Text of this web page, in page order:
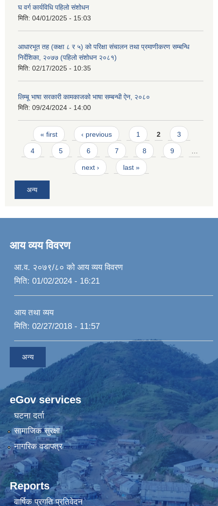
घ वर्ग कार्यविधि पहिलो संशोधन
मिति: 04/01/2025 - 15:03
आधारभूत तह (कक्षा ८ र ५) को परिक्षा संचालन तथा प्रमाणीकरण सम्बन्धि
निर्देशिका, २०७७ (पहिलो संशोधन २०८१)
मिति: 02/17/2025 - 10:35
लिम्बू भाषा सरकारी कामकाजको भाषा सम्बन्धी ऐन, २०८०
मिति: 09/24/2024 - 14:00
Pages
« first ‹ previous 1 2 3
4 5 6 7 8 9
next › last »
अन्य
आय व्यय विवरण
आ.व. २०७९/८० को आय व्यय विवरण
मिति: 01/02/2024 - 16:21
आय तथा व्यय
मिति: 02/27/2018 - 11:57
अन्य
eGov services
घटना दर्ता
सामाजिक सुरक्षा
नागरिक वडापत्र
Reports
वार्षिक प्रगति प्रतिवेदन